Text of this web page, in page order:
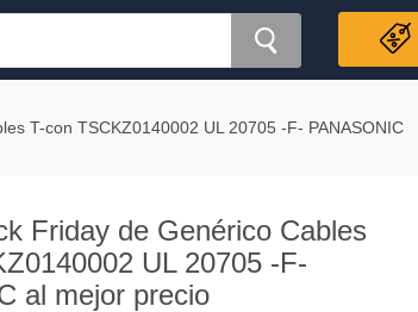
T-con TSCKZ0140002 UL 20705 -F- PANASONIC
Friday de Genérico Cables
UL 20705 -F-
al mejor precio